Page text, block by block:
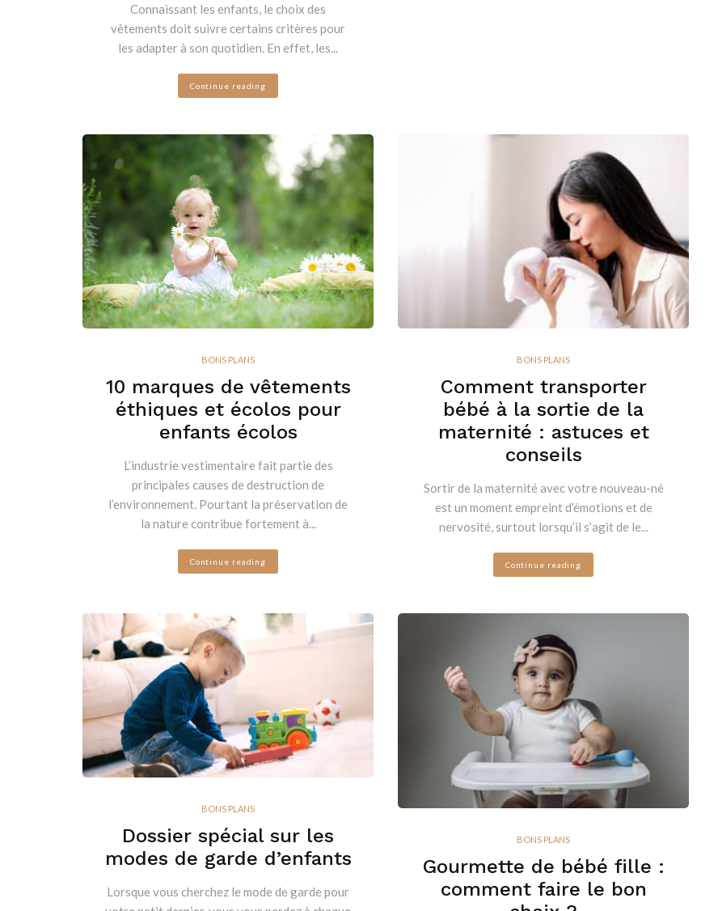
Connaissant les enfants, le choix des
vêtements doit suivre certains critères pour
les adapter à son quotidien. En effet, les...
Continue reading
BONS PLANS
10 marques de vêtements
éthiques et écolos pour
enfants écolos
L’industrie vestimentaire fait partie des
principales causes de destruction de
l’environnement. Pourtant la préservation de
la nature contribue fortement à...
Continue reading
BONS PLANS
Comment transporter
bébé à la sortie de la
maternité : astuces et
conseils
Sortir de la maternité avec votre nouveau-né
est un moment empreint d’émotions et de
nervosité, surtout lorsqu’il s’agit de le...
Continue reading
BONS PLANS
Dossier spécial sur les
modes de garde d’enfants
Lorsque vous cherchez le mode de garde pour
BONS PLANS
Gourmette de bébé fille :
comment faire le bon